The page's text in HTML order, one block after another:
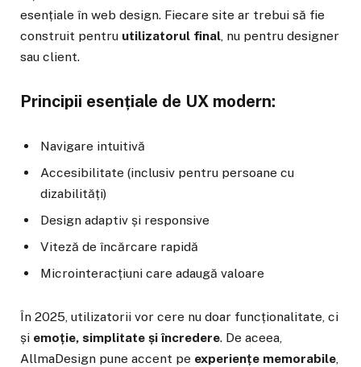
esențiale în web design. Fiecare site ar trebui să fie
construit pentru utilizatorul final , nu pentru designer
sau client.
Principii esențiale de UX modern:
Navigare intuitivă
Accesibilitate (inclusiv pentru persoane cu
dizabilități)
Design adaptiv și responsive
Viteză de încărcare rapidă
Microinteracțiuni care adaugă valoare
În 2025, utilizatorii vor cere nu doar funcționalitate, ci
și emoție, simplitate și încredere. De aceea,
AllmaDesign pune accent pe experiențe memorabile,